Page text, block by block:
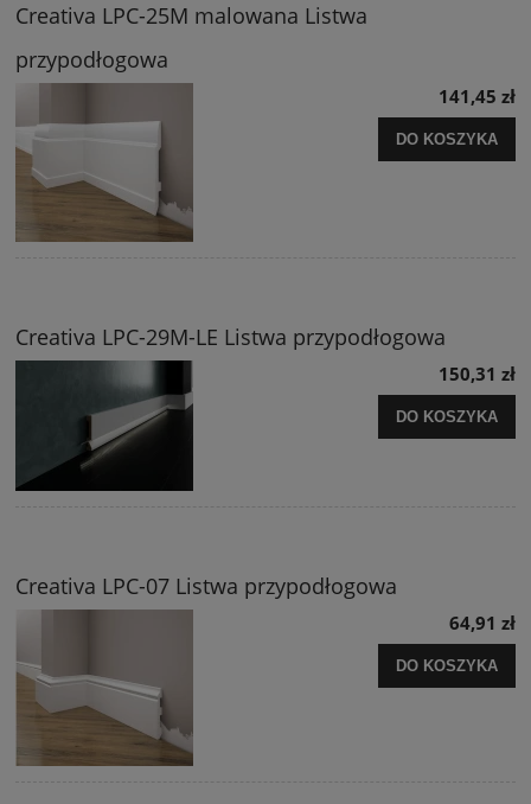
Creativa LPC-25M malowana Listwa
przypodłogowa
141,45 zł
DO KOSZYKA
Creativa LPC-29M-LE Listwa przypodłogowa
150,31 zł
DO KOSZYKA
Creativa LPC-07 Listwa przypodłogowa
64,91 zł
DO KOSZYKA